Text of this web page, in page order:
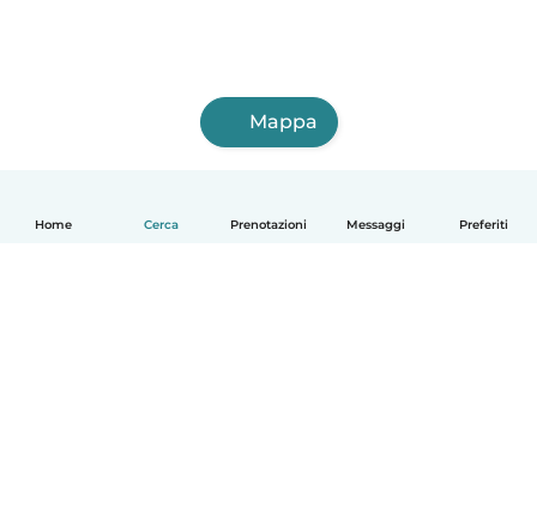
Home Cerca Prenotazioni Messaggi Preferiti
Mappa